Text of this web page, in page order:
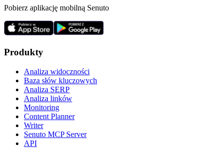
Pobierz aplikację mobilną Senuto
Produkty
Analiza widoczności
Baza słów kluczowych
Analiza SERP
Analiza linków
Monitoring
Content Planner
Writer
Senuto MCP Server
API